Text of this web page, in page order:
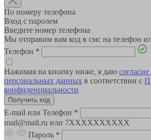
По номеру телефона
Вход с паролем
Введите номер телефона
Мы отправим вам код в смс на телефон
Телефон *
Нажимая на кнопку ниже, я даю
персональных данных в соответствии с
конфиденциальности
E-mail или Телефон *
mail@mail.ru или 7XXXXXXXXXX
Пароль *